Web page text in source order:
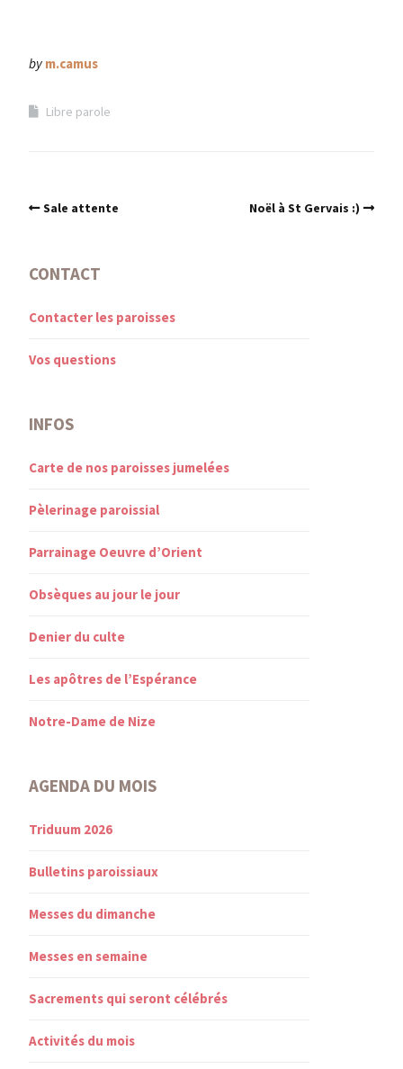
by m.camus
Libre parole
Sale attente Noël à St Gervais :)
CONTACT
Contacter les paroisses
Vos questions
INFOS
Carte de nos paroisses jumelées
Pèlerinage paroissial
Parrainage Oeuvre d’Orient
Obsèques au jour le jour
Denier du culte
Les apôtres de l’Espérance
Notre-Dame de Nize
AGENDA DU MOIS
Triduum 2026
Bulletins paroissiaux
Messes du dimanche
Messes en semaine
Sacrements qui seront célébrés
Activités du mois